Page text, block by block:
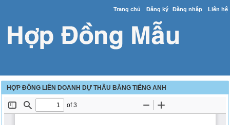
Trang chủ Đăng ký Đăng nhập Liên hệ
HỢP ĐỒNG LIÊN DOANH DỰ THẦU BẰNG TIẾNG ANH